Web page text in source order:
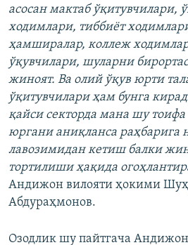
асосан мактаб ўқитувчилари,
ходимлари, тиббиёт
ҳамширалар, коллеж
ўқувчилари, шуларни
жиноят. Ва олий ўқув юрти
ўқитувчилари ҳам бунга
қайси секторда мана шу тоифа
юргани аниқланса раҳбарига
лавозимидан кетиш балки
тортилиши ҳақида
Андижон вилояти ҳокими
Абдураҳмонов.
Озодлик шу пайтгача